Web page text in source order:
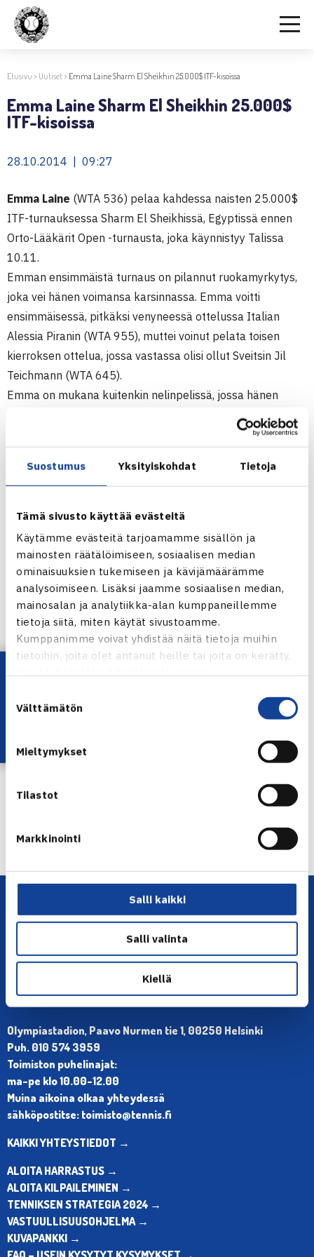
Suostumus Yksityiskohdat Tietoja
Tämä sivusto käyttää evästeitä
Käytämme evästeitä tarjoamamme sisällön ja
mainosten räätälöimiseen, sosiaalisen median
ominaisuuksien tukemiseen ja kävijämäärämme
analysoimiseen. Lisäksi jaamme sosiaalisen median,
mainosalan ja analytiikka-alan kumppaneillemme
tietoja siitä, miten käytät sivustoamme.
Kumppanimme voivat yhdistää näitä tietoja muihin
tietoihin, joita olet antanut heille tai joita on kerätty,
valinta
Välttämätön
Mieltymykset
Tilastot
Markkinointi
Salli kaikki
Salli valinta
Kiellä
Etusivu > Uutiset> Emma Laine Sharm El Sheikhin 25.000$ ITF-kisoissa
Emma Laine Sharm El Sheikhin 25.000$
ITF-kisoissa
28.10.2014 | 09:27
Emma Laine (WTA 536) pelaa kahdessa naisten 25.000$
ITF-turnauksessa Sharm El Sheikhissä, Egyptissä ennen
Orto-Lääkärit Open -turnausta, joka käynnistyy Talissa
10.11.
Emman ensimmäistä turnaus on pilannut ruokamyrkytys,
joka vei hänen voimansa karsinnassa. Emma voitti
ensimmäisessä, pitkäksi venyneessä ottelussa Italian
Alessia Piranin (WTA 955), muttei voinut pelata toisen
kierroksen ottelua, jossa vastassa olisi ollut Sveitsin Jil
Teichmann (WTA 645).
Emma on mukana kuitenkin nelinpelissä, jossa hänen
parinaan on Tampereen naisten 10.000$ ITF-kisan kesällä
voittanut Kreikan Maria Sakkari. Parilla on vastassaan
Alexandra Panova.
Naisten 25.000$ ITF-turnaus
25.10.-2.11.2014 Sharm El Sheikh, Egypti
Kaksinpelin karsinta
1.kierrosta: Emma Laine (14.) – Alessia Piran Italia 67(5)
76(5) 61
2.kierrosta: Jil Teichmann Sveitsi – Emma Laine wo
Turnaus verkossa
Jaa:
Seuraava uutinen: Julin jatkaa Tarton… →
Lataa OmaTennis!
YHTEYSTIEDOT
Olympiastadion, Paavo Nurmen tie 1, 00250 Helsinki
Puh. 010 574 3959
Toimiston puhelinajat:
ma-pe klo 10.00-12.00
Muina aikoina olkaa yhteydessä
sähköpostitse: toimisto@tennis.fi
KAIKKI YHTEYSTIEDOT →
ALOITA HARRASTUS →
ALOITA KILPAILEMINEN →
TENNIKSEN STRATEGIA 2024 →
VASTUULLISUUSOHJELMA →
KUVAPANKKI →